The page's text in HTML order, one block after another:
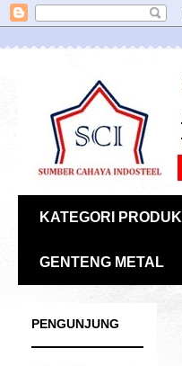
KATEGORI PRODUK
GENTENG METAL
PENGUNJUNG